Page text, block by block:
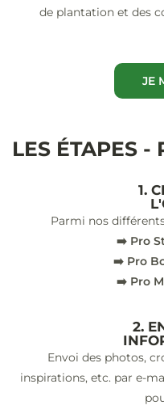
de plantation et des
JE
LES ÉTAPES -
1.
Parmi nos
➡️ Pro
➡️ Pro
➡️ Pro
2.
Envoi des photos,
inspirations, etc. par e-